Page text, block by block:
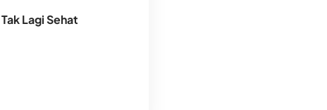
Lagi Sehat